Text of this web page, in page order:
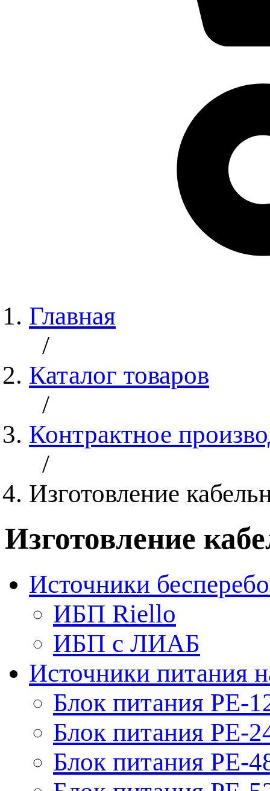
Главная
/
Каталог товаров
/
Контрактное
/
Изготовление
Изготовление
Источники
ИБП Riello
ИБП с ЛИАБ
Источники питания
Блок питания PE-
Блок питания PE-
Блок питания PE-